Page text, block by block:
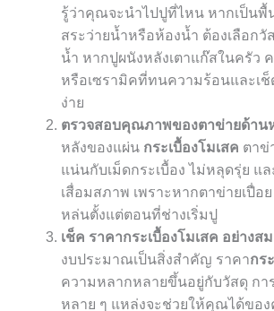
รู้ว่าคุณจะนำไปปูที่ไหน หากเป็นพื้
สระว่ายน้ำหรือห้องน้ำ ต้องเลือก
น้ำ หากปูผนังหลังเตาแก๊สในครัว
หรือเซรามิคที่ทนความร้อนและเ
ง่าย
ตรวจสอบคุณภาพของตาข่ายด้าน
หลังของแผ่น กระเบื้องโมเสค ตาข่
แน่นกับเม็ดกระเบื้อง ไม่หลุดรุ่ย แ
เสื่อมสภาพ เพราะหากตาข่ายเปื่อย
หล่นตั้งแต่ตอนที่ช่างเริ่มปู
เช็ค ราคากระเบื้องโมเสค อย่างส
งบประมาณเป็นสิ่งสำคัญ ราคากร
ความหลากหลายขึ้นอยู่กับวัสดุ กา
หลาย ๆ แหล่งจะช่วยให้คุณได้ขอ